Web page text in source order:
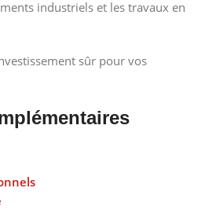
industriels et les travaux en
sûr pour vos